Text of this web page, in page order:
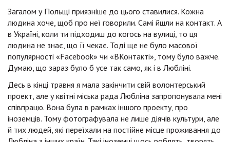
Загалом у Польщі приязніше до цього ставилися. Кожна
людина хоче, щоб про неї говорили. Самі йшли на контакт. А
в Україні, коли ти підходиш до когось на вулиці, то ця
людина не знає, що її чекає. Тоді ще не було масової
популярності «Facebook» чи «ВКонтакті», тому було важче.
Думаю, що зараз було б усе так само, як і в Любліні.
Десь в кінці травня я мала закінчити свій волонтерський
проект, але у квітні міська рада Любліна запропонувала мені
співпрацю. Вона була в рамках іншого проекту, про
іноземців. Тому фотографувала не лише діячів культури, але
й тих людей, які переїхали на постійне місце проживання до